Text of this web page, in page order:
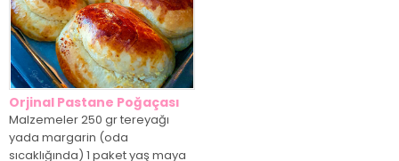
Orjinal Pastane Poğaçası
Malzemeler 250 gr tereyağı
yada margarin (oda
sıcaklığında) 1 paket yaş maya